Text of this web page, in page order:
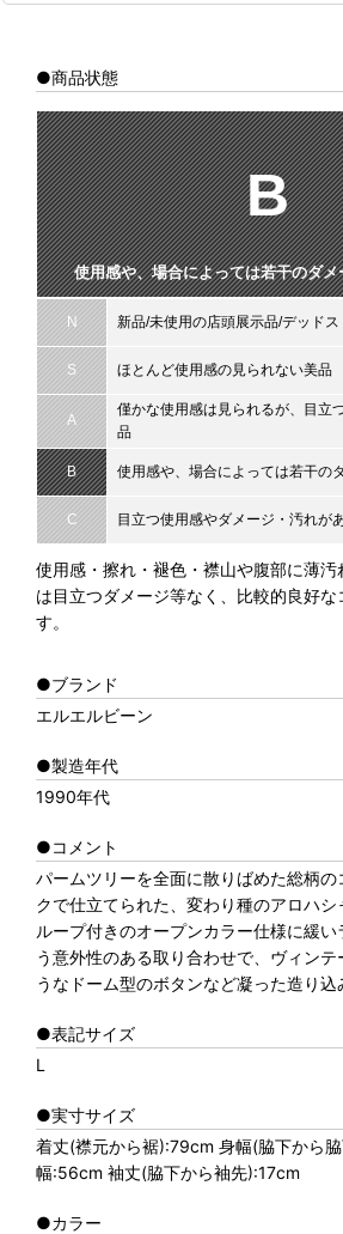
●商品状態
B
使用感や、場合によっては若干のダ
N 新品/未使用の店頭展示品/デッド
S ほとんど使用感の見られない美品
A
僅かな使用感は見られるが、目立
品
B 使用感や、場合によっては若干の
C 目立つ使用感やダメージ・汚れが
使用感・擦れ・褪色・襟山や腹部に薄
は目立つダメージ等なく、比較的良好
す。
●ブランド
エルエルビーン
●製造年代
1990年代
●コメント
パームツリーを全面に散りばめた総柄の
クで仕立てられた、変わり種のアロハシ
ループ付きのオープンカラー仕様に緩
う意外性のある取り合わせで、ヴィンテ
うなドーム型のボタンなど凝った造り込
●表記サイズ
L
●実寸サイズ
着丈(襟元から裾):79cm 身幅(脇下から
幅:56cm 袖丈(脇下から袖先):17cm
●カラー